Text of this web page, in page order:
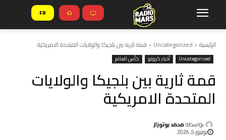
FR
الرئيسية Uncategorized قمة ثارية بين بلجيكا والولايات المتحدة الامريكية
Uncategorized أخبار كرونو كأس العالم
قمة ثارية بين بلجيكا والولايات
المتحدة الامريكية
بواسطةمحمد بوتوزاز
يوليوز 5, 2026